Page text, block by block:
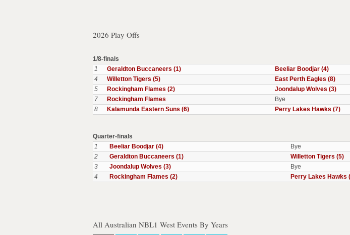
2026 Play Offs
1/8-finals
1
Geraldton Buccaneers (1) Beeliar Boodjar (4)
4
Willetton Tigers (5) East Perth Eagles (8)
5
Rockingham Flames (2) Joondalup Wolves (3)
7
Rockingham Flames
Bye
8
Kalamunda Eastern Suns (6) Perry Lakes Hawks (7)
Quarter-finals
1
Beeliar Boodjar (4)
Bye
2
Geraldton Buccaneers (1)
Willetton Tigers (5)
3
Joondalup Wolves (3)
Bye
4
Rockingham Flames (2) Perry Lakes Hawks
All Australian NBL1 West Events By Years